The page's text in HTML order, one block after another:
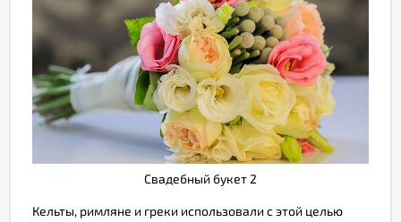
Свадебный букет 2
Кельты, римляне и греки использовали с этой целью